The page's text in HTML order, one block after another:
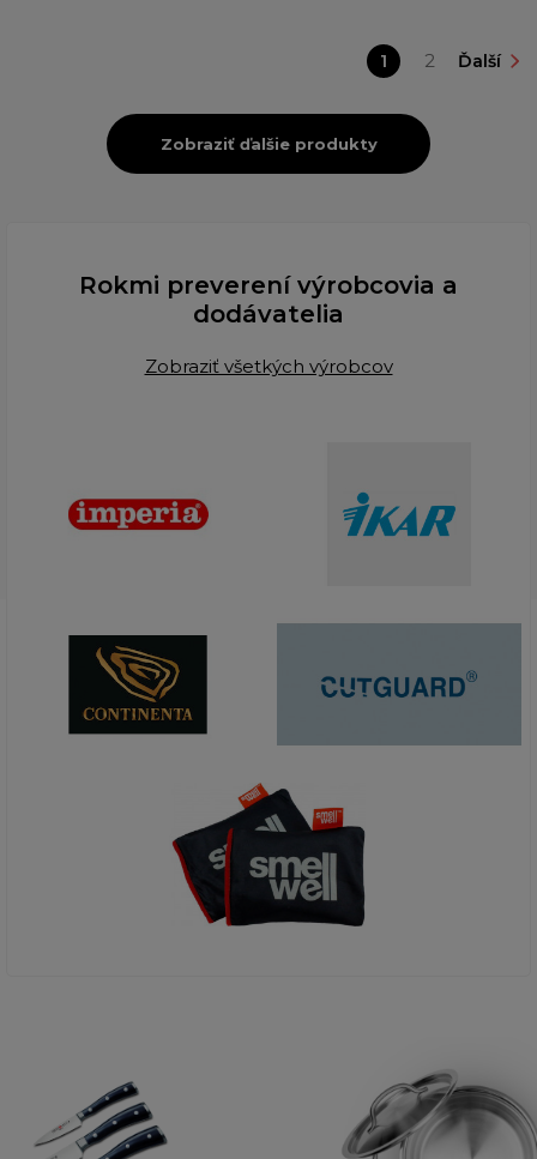
1 2 Ďalší
Zobraziť ďalšie produkty
Rokmi preverení výrobcovia a
dodávatelia
Zobraziť všetkých výrobcov